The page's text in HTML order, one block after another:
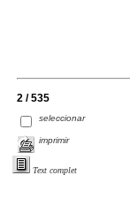
2 / 535
seleccionar
imprimir
Text complet